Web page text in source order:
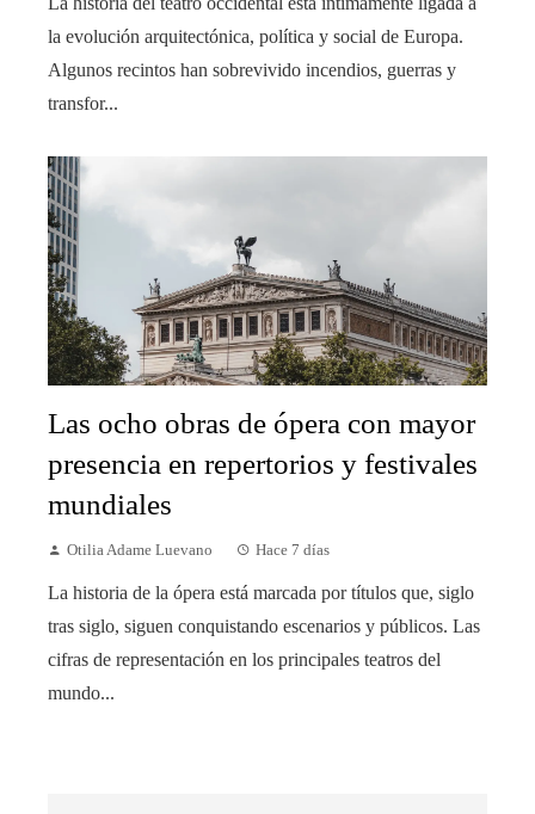
la evolución arquitectónica, política y social de Europa.
Algunos recintos han sobrevivido incendios, guerras y
transfor...
Las ocho obras de ópera con mayor
presencia en repertorios y festivales
mundiales
Otilia Adame Luevano Hace 7 días
La historia de la ópera está marcada por títulos que, siglo
tras siglo, siguen conquistando escenarios y públicos. Las
cifras de representación en los principales teatros del
mundo...